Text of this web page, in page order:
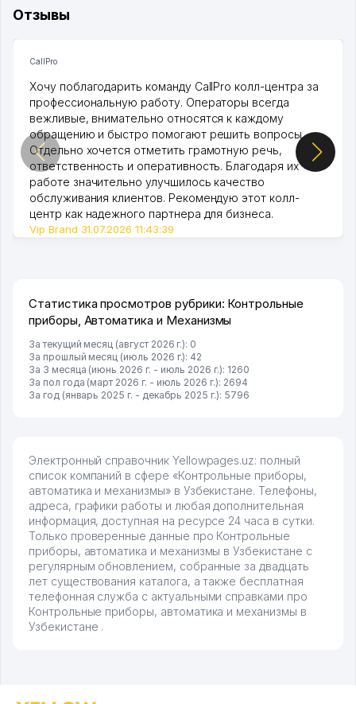
Отзывы
CallPro
Хочу поблагодарить команду CallPro колл-центра за
профессиональную работу. Операторы всегда
вежливые, внимательно относятся к каждому
обращению и быстро помогают решить вопросы.
Отдельно хочется отметить грамотную речь,
ответственность и оперативность. Благодаря их
работе значительно улучшилось качество
обслуживания клиентов. Рекомендую этот колл-
центр как надежного партнера для бизнеса.
Vip Brand 31.07.2026 11:43:39
Статистика просмотров рубрики: Контрольные
приборы, Автоматика и Механизмы
За текущий месяц (август 2026 г.): 0
За прошлый месяц (июль 2026 г.): 42
За 3 месяца (июнь 2026 г. - июль 2026 г.): 1260
За пол года (март 2026 г. - июль 2026 г.): 2694
За год (январь 2025 г. - декабрь 2025 г.): 5796
Электронный справочник Yellowpages.uz: полный
список компаний в сфере «Контрольные приборы,
автоматика и механизмы» в Узбекистане. Телефоны,
адреса, графики работы и любая дополнительная
информация, доступная на ресурсе 24 часа в сутки.
Только проверенные данные про Контрольные
приборы, автоматика и механизмы в Узбекистане с
регулярным обновлением, собранные за двадцать
лет существования каталога, а также бесплатная
телефонная служба с актуальными справками про
Контрольные приборы, автоматика и механизмы в
Узбекистане .